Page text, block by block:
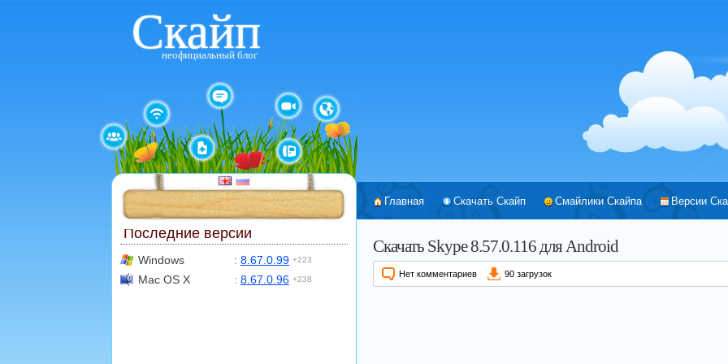
Скайп
неофициальный блог
Главная Скачать Скайп Смайлики Скайпа Версии
Скачать Skype 8.57.0.116 для Android
Нет комментариев 90 загрузок
Последние версии
Windows : 8.67.0.99 +223
Mac OS X : 8.67.0.96 +238